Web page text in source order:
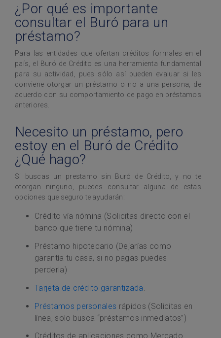
¿Por qué es importante
consultar el Buró para un
préstamo?
Para las entidades que ofertan créditos formales en el
país, el Buró de Crédito es una herramienta fundamental
para su actividad, pues sólo así pueden evaluar si les
conviene otorgar un préstamo o no a una persona, de
acuerdo con su comportamiento de pago en préstamos
anteriores.
Necesito un préstamo, pero
estoy en el Buró de Crédito
¿Qué hago?
Si buscas un prestamo sin Buró de Crédito, y no te
otorgan ninguno, puedes consultar alguna de estas
opciones que seguro te ayudarán:
Crédito vía nómina (Solicitas directo con el
banco que tiene tu nómina)
Préstamo hipotecario (Dejarías como
garantía tu casa, si no pagas puedes
perderla)
Tarjeta de crédito garantizada
Préstamos personales rápidos (Solicitas en
línea, solo busca “préstamos inmediatos”)
Créditos de aplicaciones como Mercado